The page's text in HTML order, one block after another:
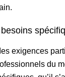
exigences
du